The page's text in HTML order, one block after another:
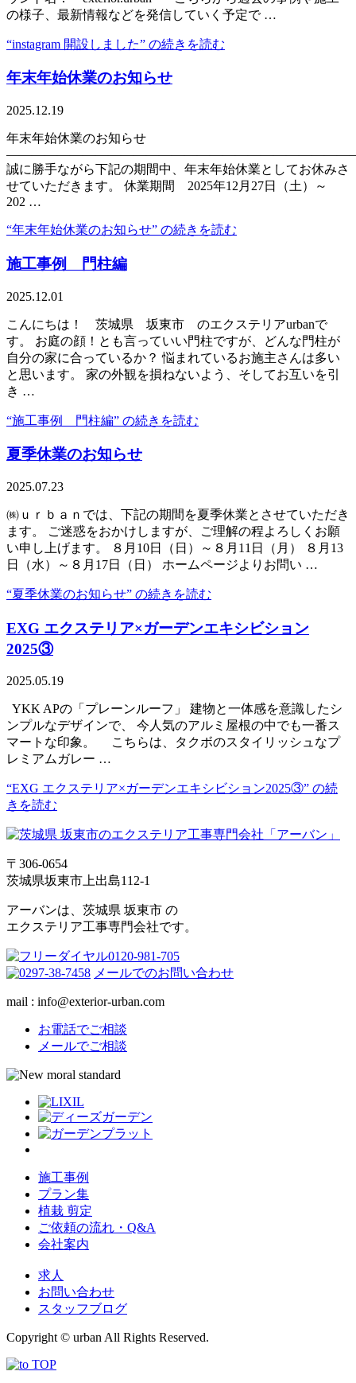
の様子、最新情報などを発信していく予定で …
“instagram 開設しました” の続きを読む
年末年始休業のお知らせ
2025.12.19
年末年始休業のお知らせ
誠に勝手ながら下記の期間中、年末年始休業としてお休みさ
せていただきます。 休業期間 2025年12月27日（土）～
202 …
“年末年始休業のお知らせ” の続きを読む
施工事例 門柱編
2025.12.01
こんにちは！ 茨城県 坂東市 のエクステリアurbanで
す。 お庭の顔！とも言っていい門柱ですが、どんな門柱が
自分の家に合っているか？ 悩まれているお施主さんは多い
と思います。 家の外観を損ねないよう、そしてお互いを引
き …
“施工事例 門柱編” の続きを読む
夏季休業のお知らせ
2025.07.23
㈱ｕｒｂａｎでは、下記の期間を夏季休業とさせていただき
ます。 ご迷惑をおかけしますが、ご理解の程よろしくお願
い申し上げます。 ８月10日（日）～８月11日（月） ８月13
日（水）～８月17日（日） ホームページよりお問い …
“夏季休業のお知らせ” の続きを読む
EXG エクステリア×ガーデンエキシビション
2025③
2025.05.19
YKK APの「プレーンルーフ」 建物と一体感を意識したシ
ンプルなデザインで、 今人気のアルミ屋根の中でも一番ス
マートな印象。 こちらは、タクボのスタイリッシュなプ
レミアムガレー …
“EXG エクステリア×ガーデンエキシビション2025③” の続
きを読む
〒306-0654
茨城県坂東市上出島112-1
アーバンは、茨城県 坂東市 の
エクステリア工事専門会社です。
メールでのお問い合わせ
mail : info@exterior-urban.com
お電話でご相談
メールでご相談
施工事例
プラン集
植栽 剪定
ご依頼の流れ・Q&A
会社案内
求人
お問い合わせ
スタッフブログ
Copyright © urban All Rights Reserved.